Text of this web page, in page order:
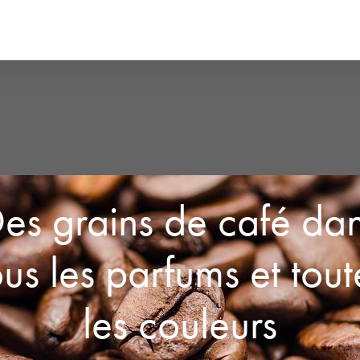
grains de café
les parfums et
les couleurs